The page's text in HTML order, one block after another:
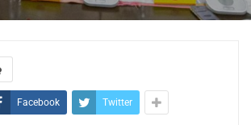
Facebook Twitter